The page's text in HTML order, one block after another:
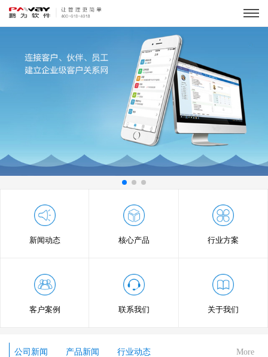
新闻动态 核心产品 行业方案
客户案例 联系我们 关于我们
公司新闻 产品新闻 行业动态 More